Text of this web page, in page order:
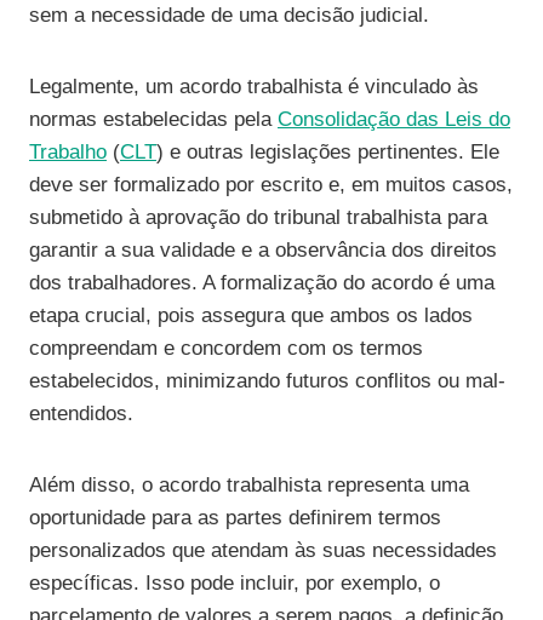
sem a necessidade de uma decisão judicial.
Legalmente, um acordo trabalhista é vinculado às
normas estabelecidas pela Consolidação das Leis do
Trabalho (CLT) e outras legislações pertinentes. Ele
deve ser formalizado por escrito e, em muitos casos,
submetido à aprovação do tribunal trabalhista para
garantir a sua validade e a observância dos direitos
dos trabalhadores. A formalização do acordo é uma
etapa crucial, pois assegura que ambos os lados
compreendam e concordem com os termos
estabelecidos, minimizando futuros conflitos ou mal-
entendidos.
Além disso, o acordo trabalhista representa uma
oportunidade para as partes definirem termos
personalizados que atendam às suas necessidades
específicas. Isso pode incluir, por exemplo, o